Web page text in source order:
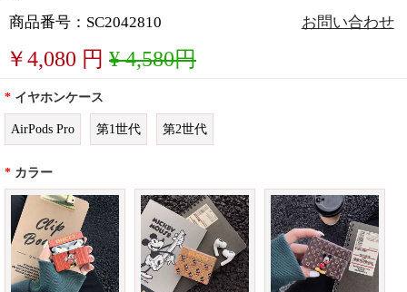
商品番号：SC2042810 お問い合わせ
￥4,080 円 ¥ 4,580円
* イヤホンケース
AirPods Pro 第1世代 第2世代
* カラー